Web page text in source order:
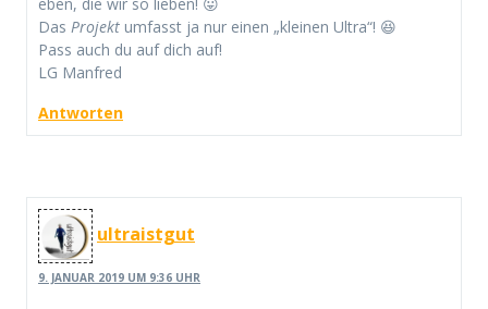
Das Projekt umfasst ja nur einen „kleinen Ultra“! 😆
Pass auch du auf dich auf!
LG Manfred
Antworten
ultraistgut
9. JANUAR 2019 UM 9:36 UHR